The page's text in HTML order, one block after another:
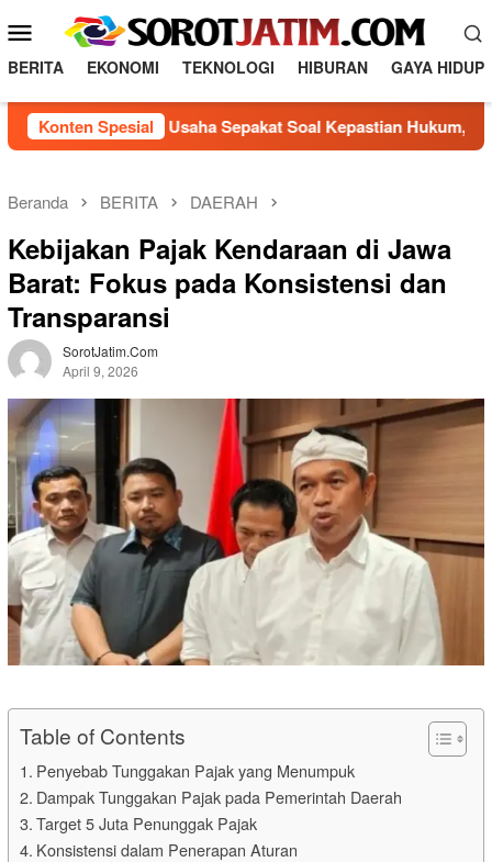
o
a
n
e
u
M
b
i
l
e
BERITA EKONOMI TEKNOLOGI HIBURAN GAYA HIDUP
Konten Spesial
Pelaku Usaha Sepakat Soal Kepastian Hukum, Perwali
Beranda BERITA DAERAH
Kebijakan Pajak Kendaraan di Jawa
Barat: Fokus pada Konsistensi dan
Transparansi
SorotJatim.com
April 9, 2026
Table of Contents
Penyebab Tunggakan Pajak yang Menumpuk
Dampak Tunggakan Pajak pada Pemerintah Daerah
Target 5 Juta Penunggak Pajak
Konsistensi dalam Penerapan Aturan